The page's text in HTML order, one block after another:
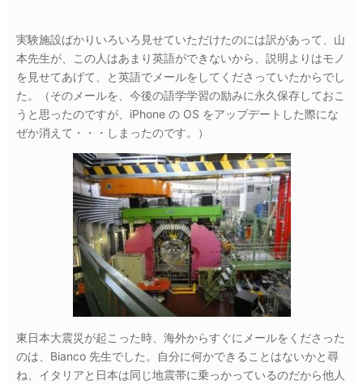
実験施設ばかりいろいろ見せていただけたのには訳があって、山
本先生が、この人はあまり英語ができないから、説明よりはモノ
を見せてあげて、と英語でメールをしてくださっていたからでし
た。（そのメールを、今後の語学学習の励みに永久保存しておこ
うと思ったのですが、iPhone の OS をアップデートした際にな
ぜか消えて・・・しまったのです。）
東日本大震災が起こった時、海外からすぐにメールをくださった
のは、Bianco 先生でした。自分に何かできることはないかと尋
ね、イタリアと日本は同じ地震帯に乗っかっているのだから他人